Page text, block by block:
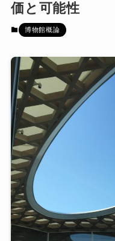
価と可能性
博物館概論